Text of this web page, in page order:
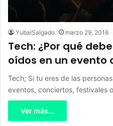
YubalSalgado marzo 29, 2016
Tech: ¿Por qué
oídos en un evento
Tech; Si tu eres de las
eventos, conciertos, festivales
Ver más...